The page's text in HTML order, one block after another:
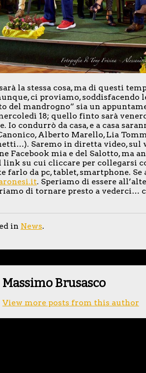
la stessa cosa, ma di questi
ci proviamo, soddisfacendo
del mandrogno” sia un
18; quello finto sarà
Io condurrò da casa, e a casa
Alberto Marello, Lia
Saremo in diretta video, sul
Facebook mia e del Salotto, ma
link su cui cliccare per collegarsi
farlo da pc, tablet, smartphone.
. Speriamo di essere
di tornare presto a vederci…
in News.
Massimo Brusasco
View more posts from this author